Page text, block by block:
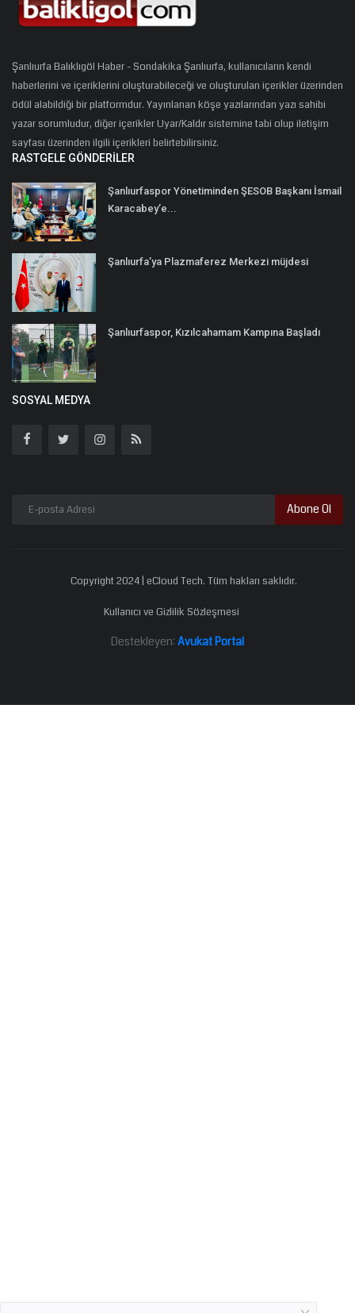
Şanlıurfa Balıklıgöl Haber - Sondakika Şanlıurfa, kullanıcıların kendi
haberlerini ve içeriklerini oluşturabileceği ve oluşturulan içerikler üzerinden
ödül alabildiği bir platformdur. Yayınlanan köşe yazılarından yazı sahibi
yazar sorumludur, diğer içerikler Uyar/Kaldır sistemine tabi olup iletişim
sayfası üzerinden ilgili içerikleri belirtebilirsiniz.
RASTGELE GÖNDERILER
Şanlıurfaspor Yönetiminden ŞESOB Başkanı İsmail
Karacabey’e...
Şanlıurfa’ya Plazmaferez Merkezi müjdesi
Şanlıurfaspor, Kızılcahamam Kampına Başladı
SOSYAL MEDYA
Abone Ol
Copyright 2024 | eCloud Tech. Tüm hakları saklıdır.
Kullanıcı ve Gizlilik Sözleşmesi
Destekleyen: Avukat Portal